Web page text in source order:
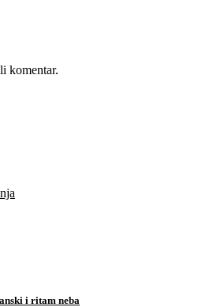
komentar.
i ritam neba